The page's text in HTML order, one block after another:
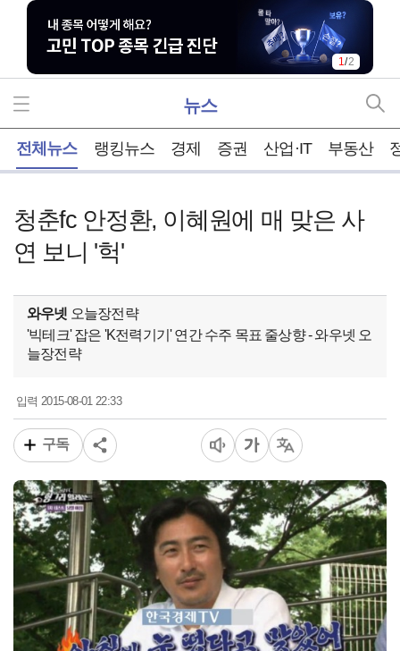
2/2
뉴스
전체뉴스 랭킹뉴스 경제 증권 산업·IT 부동산
청춘fc 안정환, 이혜원에 매 맞은 사
연 보니 '헉'
와우넷 오늘장전략
'빅테크' 잡은 'K전력기기' 연간 수주 목표 줄상향 - 와우넷 오
늘장전략
입력 2015-08-01 22:33
구독